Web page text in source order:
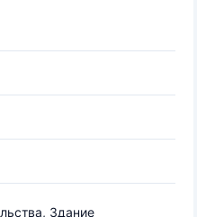
Здание